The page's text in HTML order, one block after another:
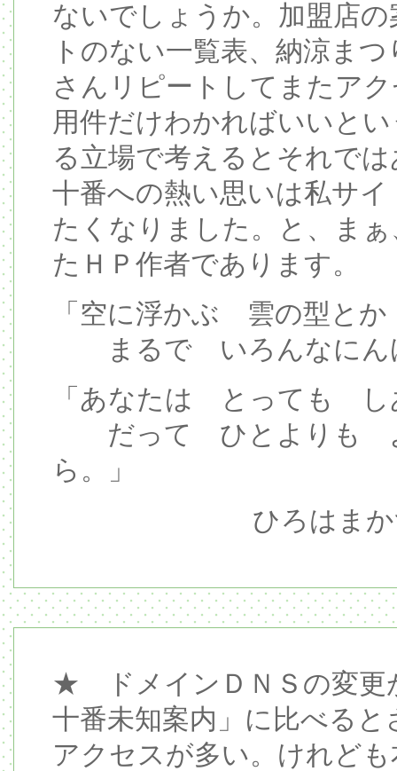
ないでしょうか。加盟店
トのない一覧表、納涼ま
さんリピートしてまたア
用件だけわかればいいと
る立場で考えるとそれで
十番への熱い思いは私サ
たくなりました。と、ま
たＨＰ作者であります。
「空に浮かぶ 雲の型と
まるで いろんなにん
「あなたは とっても し
だって ひとよりも よ
ら。」
ひろはま
★ ドメインＤＮＳの変更
十番未知案内」に比べる
アクセスが多い。けれど